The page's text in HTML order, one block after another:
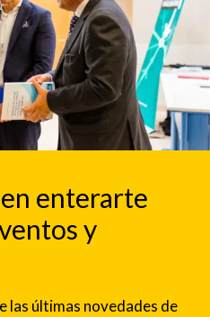
enterarte
y
las últimas novedades de